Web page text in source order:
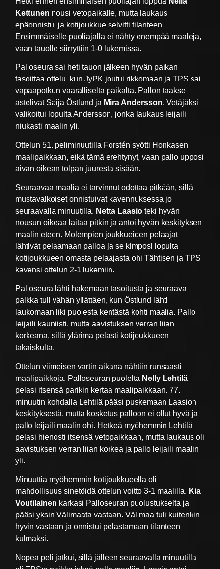
Kettunen nousi vetopaikalle, mutta laukaus
epäonnistui ja kotijoukkue selvitti tilanteen.
Ensimmäiselle puoliajalla ei nähty enempää maaleja,
vaan tauolle siirryttiin 1-0 lukemissa.
Palloseura sai heti tauon jälkeen hyvän paikan
tasoittaa ottelu, kun JyPK joutui rikkomaan ja TPS sai
vapaapotkun vaaralliselta paikalta. Pallon taakse
astelivat Saija Östlund ja Mira Andersson. Vetäjäksi
valikoitui lopulta Andersson, jonka laukaus leijaili
niukasti maalin yli.
Ottelun 51. peliminuutilla Forstén syötti Honkasen
maalipaikkaan, eikä tämä erehtynyt, vaan pallo upposi
aivan oikean tolpan juuresta sisään.
Seuraavaa maalia ei tarvinnut odottaa pitkään, sillä
mustavalkoiset onnistuivat kavennuksessa jo
seuraavalla minuutilla. Netta Laasio teki hyvän
nousun oikeaa laitaa pitkin ja antoi hyvän keskityksen
maalin eteen. Molempien joukkueiden pelaajat
lähtivät pelaamaan palloa ja se kimposi lopulta
kotijoukkueen omasta pelaajasta ohi Tähtisen ja TPS
kavensi ottelun 2-1 lukemiin.
Palloseura lähti hakemaan tasoitusta ja seuraava
paikka tuli vähän yllättäen, kun Östlund lähti
laukomaan liki puolesta kentästä kohti maalia. Pallo
leijaili kauniisti, mutta aavistuksen verran liian
korkeana, sillä ylärima pelasti kotijoukkueen
takaiskulta.
Ottelun viimeisen vartin aikana nähtiin runsaasti
maalipaikkoja. Palloseuran puolelta Nelly Lehtilä
pelasi itsensä parikin kertaa maalipaikkaan. 77.
minuutin kohdalla Lehtilä pääsi puskemaan Laasion
keskityksestä, mutta kosketus palloon ei ollut hyvä ja
pallo leijaili maalin ohi. Hetkeä myöhemmin Lehtilä
pelasi hienosti itsensä vetopaikkaan, mutta laukaus oli
aavistuksen verran liian korkea ja pallo leijaili maalin
yli.
Minuuttia myöhemmin kotijoukkueella oli
mahdollisuus sinetöidä ottelun voitto 3-1 maalilla. Kia
Voutilainen karkasi Palloseuran puolustukselta ja
pääsi yksin Välimaata vastaan. Välimaa tuli kuitenkin
hyvin vastaan ja onnistui pelastamaan tilanteen
kulmaksi.
Nopea peli jatkui, sillä jälleen seuraavalla minuutilla